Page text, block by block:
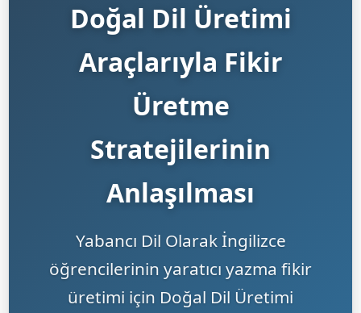
Doğal Dil Üretimi
Araçlarıyla Fikir
Üretme
Stratejilerinin
Anlaşılması
Yabancı Dil Olarak İngilizce
öğrencilerinin yaratıcı yazma fikir
üretimi için Doğal Dil Üretimi